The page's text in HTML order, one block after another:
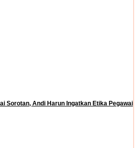
Sorotan, Andi Harun Ingatkan Etika Pegawai